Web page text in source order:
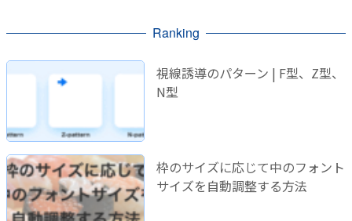
Ranking
視線誘導のパターン | F型、Z型、
N型
枠のサイズに応じて中のフォント
サイズを自動調整する方法